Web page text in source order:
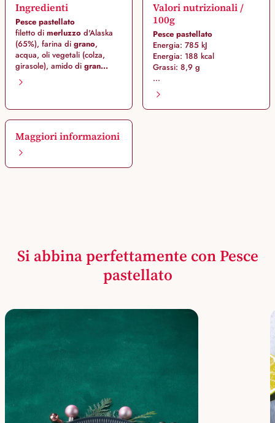
Ingredienti
Pesce pastellato
filetto di merluzzo d'Alaska
(65%), farina di grano,
acqua, oli vegetali (colza,
girasole), amido di gran...
Valori nutrizionali /
100g
Pesce pastellato
Energia: 785 kJ
Energia: 188 kcal
Grassi: 8,9 g
...
Maggiori informazioni
Si abbina perfettamente con Pesce
pastellato